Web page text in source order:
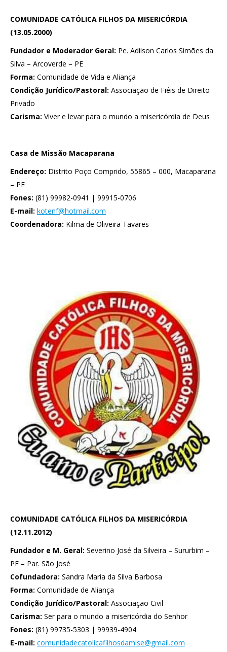
COMUNIDADE CATÓLICA FILHOS DA MISERICÓRDIA
(13.05.2000)
Fundador e Moderador Geral: Pe. Adilson Carlos Simões da
Silva – Arcoverde – PE
Forma: Comunidade de Vida e Aliança
Condição Jurídico/Pastoral: Associação de Fiéis de Direito
Privado
Carisma: Viver e levar para o mundo a misericórdia de Deus
Casa de Missão Macaparana
Endereço: Distrito Poço Comprido, 55865 – 000, Macaparana
– PE
Fones: (81) 99982-0941 | 99915-0706
E-mail: kotenf@hotmail.com
Coordenadora: Kilma de Oliveira Tavares
COMUNIDADE CATÓLICA FILHOS DA MISERICÓRDIA
(12.11.2012)
Fundador e M. Geral: Severino José da Silveira – Sururbim –
PE – Par. São José
Cofundadora: Sandra Maria da Silva Barbosa
Forma: Comunidade de Aliança
Condição Jurídico/Pastoral: Associação Civil
Carisma: Ser para o mundo a misericórdia do Senhor
Fones: (81) 99735-5303 | 99939-4904
E-mail: comunidadecatolicafilhosdamise@gmail.com